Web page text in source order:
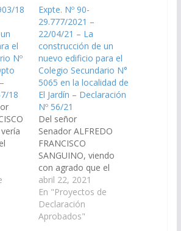
18
el
Nº
18
del
Expte. Nº 90-
29.777/2021 –
22/04/21 – La
construcción de un
nuevo edificio para el
Colegio Secundario N°
5065 en la localidad de
El Jardín – Declaración
Nº 56/21
Del señor
Senador ALFREDO
FRANCISCO
SANGUINO, viendo
con agrado que el
Poder Ejecutivo
Provincial gestione la
construcción de un
nuevo edificio para el
abril 22, 2021
En "Proyectos de
Declaración
Aprobados"